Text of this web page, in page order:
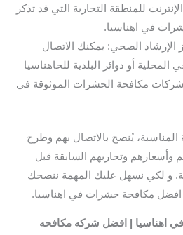
للمنطقة التجارية التي قد تذكر
في اهناسيا.
الإرشاد الصحي: يمكنك الاتصال
المحلية أو دوائر البلدية للحاهناسيا
مكافحة الحشرات الموثوقة في
يُنصح بالاتصال بهم وطرح
وأسعارهم وتجاربهم السابقة قبل
و لكي نسهل عليك المهمة ننصحك
افضل مكافحة حشرات في اهناسيا.
اهناسيا | افضل شركه مكافحه